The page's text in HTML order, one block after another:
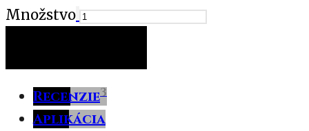
Množstvo
Recenzie3
Aplikácia